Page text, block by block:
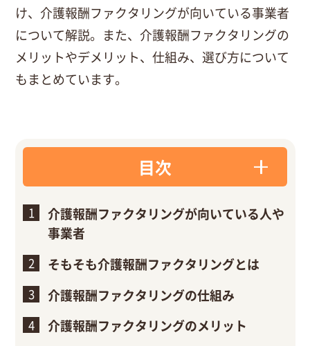
け、介護報酬ファクタリングが向いている事業者
について解説。また、介護報酬ファクタリングの
メリットやデメリット、仕組み、選び方について
もまとめています。
目次
介護報酬ファクタリングが向いている人や
事業者
そもそも介護報酬ファクタリングとは
介護報酬ファクタリングの仕組み
介護報酬ファクタリングのメリット